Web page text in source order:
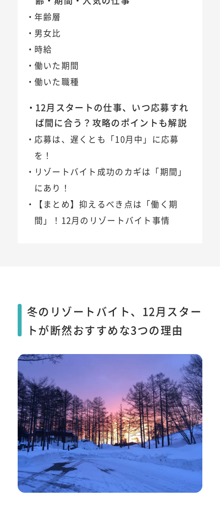
年齢層
男女比
時給
働いた期間
働いた職種
12月スタートの仕事、いつ応募すれ
ば間に合う？攻略のポイントも解説
応募は、遅くとも「10月中」に応募
を！
リゾートバイト成功のカギは「期間」
にあり！
【まとめ】抑えるべき点は「働く期
間」！12月のリゾートバイト事情
冬のリゾートバイト、12月スター
トが断然おすすめな3つの理由